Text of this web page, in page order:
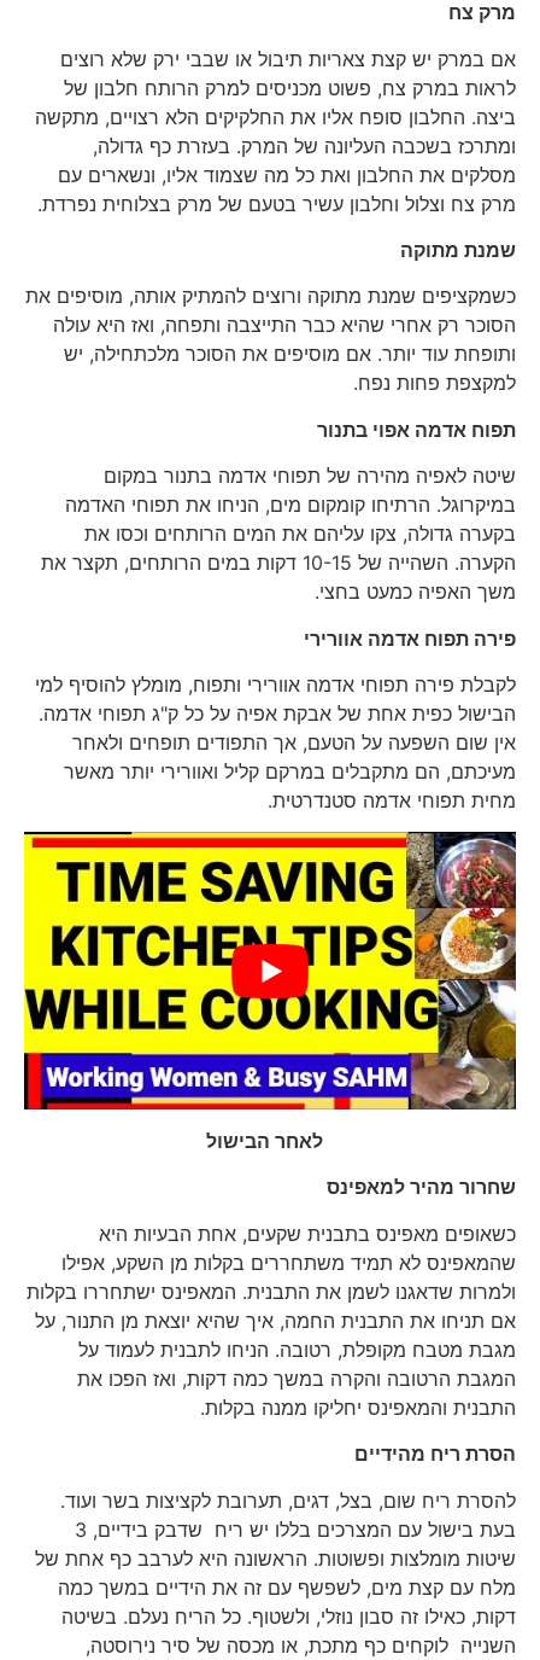
מרק צח
אם במרק יש קצת צאריות תיבול או שבבי ירק שלא רוצים
לראות במרק צח, פשוט מכניסים למרק הרותח חלבון של
ביצה. החלבון סופח אליו את החלקיקים הלא רצויים, מתקשה
ומתרכז בשכבה העליונה של המרק. בעזרת כף גדולה,
מסלקים את החלבון ואת כל מה שצמוד אליו, ונשארים עם
מרק צח וצלול וחלבון עשיר בטעם של מרק בצלוחית נפרדת.
שמנת מתוקה
כשמקציפים שמנת מתוקה ורוצים להמתיק אותה, מוסיפים את
הסוכר רק אחרי שהיא כבר התייצבה ותפחה, ואז היא עולה
ותופחת עוד יותר. אם מוסיפים את הסוכר מלכתחילה, יש
למקצפת פחות נפח.
תפוח אדמה אפוי בתנור
שיטה לאפיה מהירה של תפוחי אדמה בתנור במקום
במיקרוגל. הרתיחו קומקום מים, הניחו את תפוחי האדמה
בקערה גדולה, צקו עליהם את המים הרותחים וכסו את
הקערה. השהייה של 10-15 דקות במים הרותחים, תקצר את
משך האפיה כמעט בחצי.
פירה תפוח אדמהאוורירי
לקבלת פירה תפוחי אדמה אוורירי ותפוח, מומלץ להוסיף למי
הבישול כפית אחת של אבקת אפיה על כל ק"ג תפוחי אדמה.
אין שום השפעה על הטעם, אך התפודים תופחים ולאחר
מעיכתם, הם מתקבלים במרקם קליל ואוורירי יותר מאשר
מחית תפוחי אדמה סטנדרטית.
לאחר הבישול
שחרור מהירלמאפינס
כשאופים מאפינס בתבנית שקעים, אחת הבעיות היא
שהמאפינס לא תמיד משתחררים בקלות מן השקע, אפילו
ולמרות שדאגנו לשמן את התבנית. המאפינס ישתחררו בקלות
אם תניחו את התבנית החמה, איך שהיא יוצאת מן התנור, על
מגבת מטבח מקופלת, רטובה. הניחו לתבנית לעמוד על
המגבת הרטובה והקרה במשך כמה דקות, ואז הפכו את
התבנית והמאפינס יחליקו ממנה בקלות.
הסרת ריח מהידיים
להסרת ריח שום, בצל, דגים, תערובת לקציצות בשר ועוד.
בעת בישול עם המצרכים בללו יש ריח שדבק בידיים, 3
שיטות מומלצות ופשוטות. הראשונה היא לערבב כף אחת של
מלח עם קצת מים, לשפשף עם זה את הידיים במשך כמה
דקות, כאילו זה סבון נוזלי, ולשטוף. כל הריח נעלם. בשיטה
השנייה לוקחים כף מתכת, או מכסה של סיר נירוסטה,